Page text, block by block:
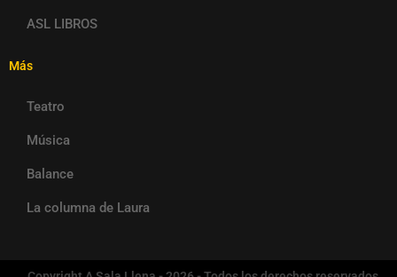
ASL LIBROS
Más
Teatro
Música
Balance
La columna de Laura